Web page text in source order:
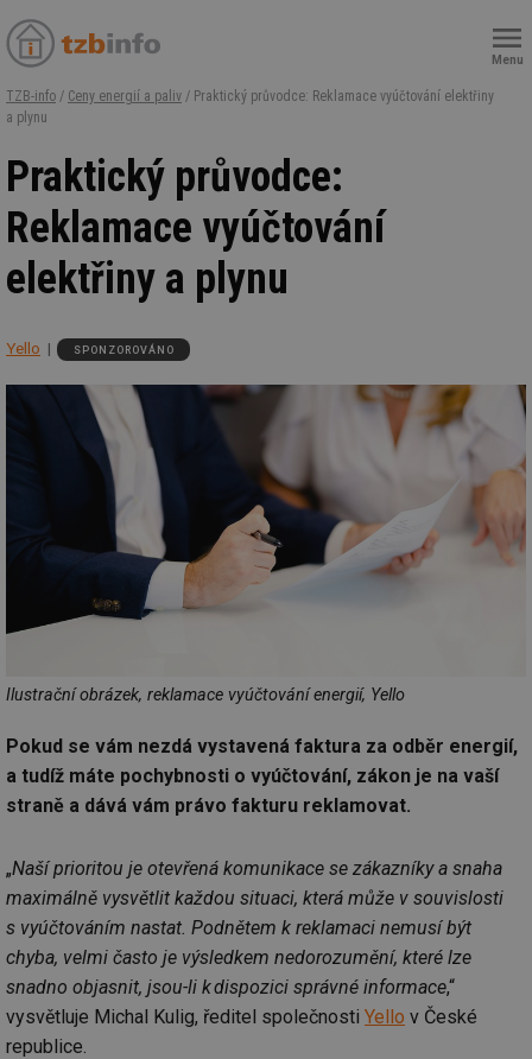
Menu
TZB-info / Ceny energií a paliv / Praktický průvodce: Reklamace vyúčtování elektřiny
a plynu
Praktický průvodce:
Reklamace vyúčtování
elektřiny a plynu
Yello SPONZOROVÁNO
Ilustrační obrázek, reklamace vyúčtování energií, Yello
Pokud se vám nezdá vystavená faktura za odběr energií,
a tudíž máte pochybnosti o vyúčtování, zákon je na vaší
straně a dává vám právo fakturu reklamovat.
„Naší prioritou je otevřená komunikace se zákazníky a snaha
maximálně vysvětlit každou situaci, která může v souvislosti
s vyúčtováním nastat. Podnětem k reklamaci nemusí být
chyba, velmi často je výsledkem nedorozumění, které lze
snadno objasnit, jsou-li k dispozici správné informace,“
vysvětluje Michal Kulig, ředitel společnosti Yello v České
republice.